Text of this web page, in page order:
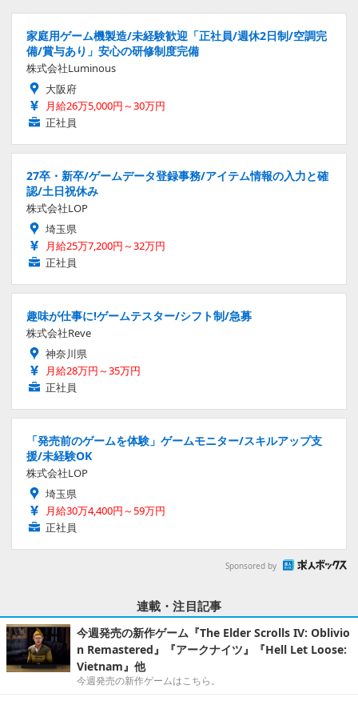
家庭用ゲーム機製造/未経験歓迎「正社員/週休2日制/空調完
備/賞与あり」安心の研修制度完備
株式会社Luminous
大阪府
月給26万5,000円～30万円
正社員
27卒・新卒/ゲームデータ登録事務/アイテム情報の入力と確
認/土日祝休み
株式会社LOP
埼玉県
月給25万7,200円～32万円
正社員
趣味が仕事に!ゲームテスター/シフト制/急募
株式会社Reve
神奈川県
月給28万円～35万円
正社員
「発売前のゲームを体験」ゲームモニター/スキルアップ支
援/未経験OK
株式会社LOP
埼玉県
月給30万4,400円～59万円
正社員
Sponsored by
連載・注目記事
今週発売の新作ゲーム『The Elder Scrolls IV: Oblivio
n Remastered』『アークナイツ』『Hell Let Loose:
Vietnam』他
今週発売の新作ゲームはこちら。